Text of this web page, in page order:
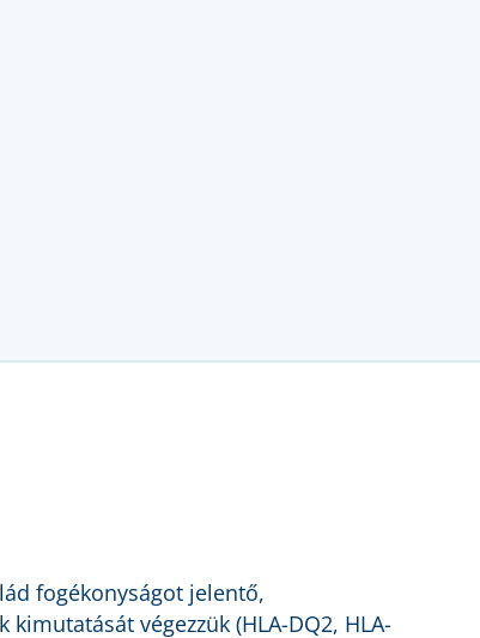
fogékonyságot jelentő,
végezzük (HLA-DQ2, HLA-